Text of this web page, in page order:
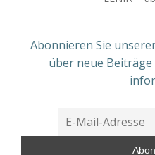
Abonnieren Sie
über neue